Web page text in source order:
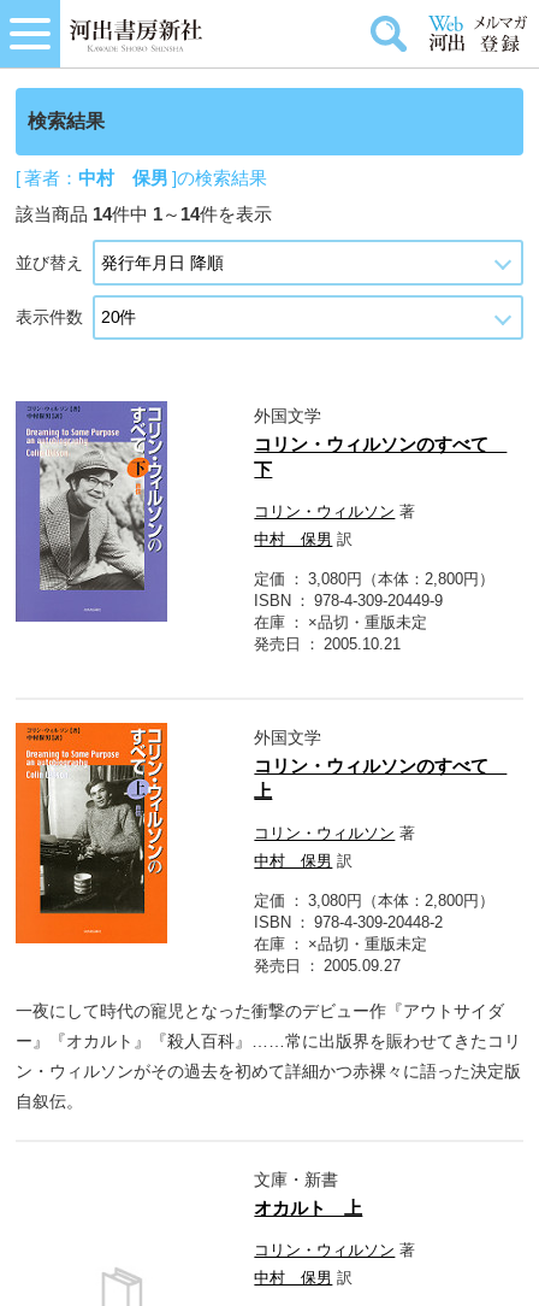
検索結果
[ 著者：中村 保男 ]の検索結果
該当商品 14件中 1～ 14件を表示
並び替え
表示件数
外国文学
コリン・ウィルソンのすべて
下
コリン・ウィルソン 著
中村 保男 訳
定価
3,080円（本体：2,800円）
ISBN
978-4-309-20449-9
在庫
×品切・重版未定
発売日
2005.10.21
外国文学
コリン・ウィルソンのすべて
上
コリン・ウィルソン 著
中村 保男 訳
定価
3,080円（本体：2,800円）
ISBN
978-4-309-20448-2
在庫
×品切・重版未定
発売日
2005.09.27
一夜にして時代の寵児となった衝撃のデビュー作『アウトサイダ
ー』『オカルト』『殺人百科』……常に出版界を賑わせてきたコリ
ン・ウィルソンがその過去を初めて詳細かつ赤裸々に語った決定版
自叙伝。
文庫・新書
オカルト 上
コリン・ウィルソン 著
中村 保男 訳